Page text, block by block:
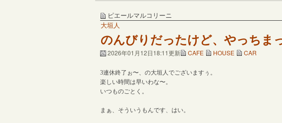
ピエールマルコリーニ
大垣人
のんびりだったけど、やっちま
2026年01月12日18:11更新 CAFE HOUSE CAR
3連休終了ぉ〜、の大垣人でございますぅ。
楽しい時間は早いわな〜。
いつものごとく。
まぁ、そういうもんです、はい。